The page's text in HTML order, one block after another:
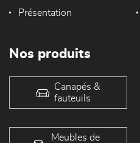
Présentation
Nos produits
Canapés &
fauteuils
Meubles de